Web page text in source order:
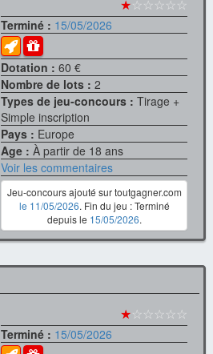
★☆☆☆☆☆
Terminé : 15/05/2026
Dotation :60 €
Nombre de lots :2
Types de jeu-concours :Tirage +
Simple inscription
Pays : Europe
Age :À partir de 18 ans
Voir les commentaires
Jeu-concours ajouté sur toutgagner.com
le 11/05/2026. Fin du jeu : Terminé
depuis le 15/05/2026.
★☆☆☆☆☆
Terminé : 15/05/2026